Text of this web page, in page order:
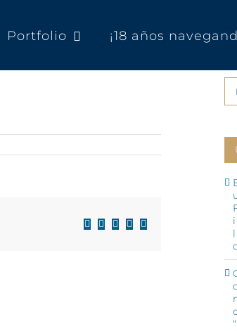
Portfolio ¡18 años
Facebook
X LinkedIn
WhatsApp
Correo